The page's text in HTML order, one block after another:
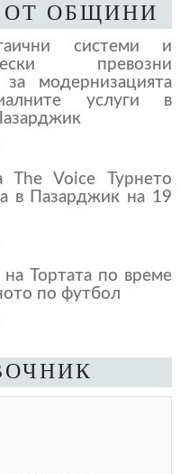
ОБЩИНИ
системи и
превозни
за модернизацията
услуги в
The Voice Турнето
в Пазарджик на 19
Тортата по време
по футбол